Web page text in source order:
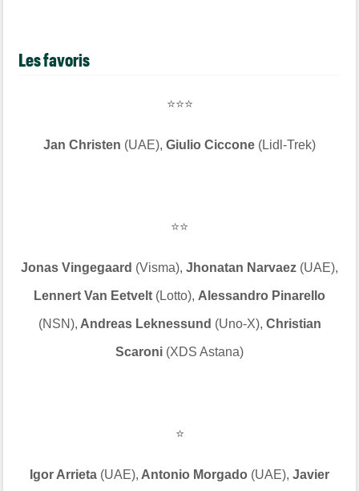
Les favoris
⭐⭐⭐
Jan Christen (UAE), Giulio Ciccone (Lidl-Trek)
⭐⭐
Jonas Vingegaard (Visma), Jhonatan Narvaez (UAE),
Lennert Van Eetvelt (Lotto), Alessandro Pinarello
(NSN), Andreas Leknessund (Uno-X), Christian
Scaroni (XDS Astana)
⭐
Igor Arrieta (UAE), Antonio Morgado (UAE), Javier